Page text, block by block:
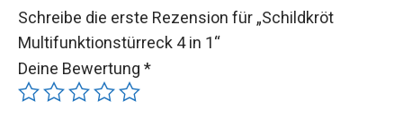
Schreibe die erste Rezension für „Schildkröt
Multifunktionstürreck 4 in 1“
Deine Bewertung *